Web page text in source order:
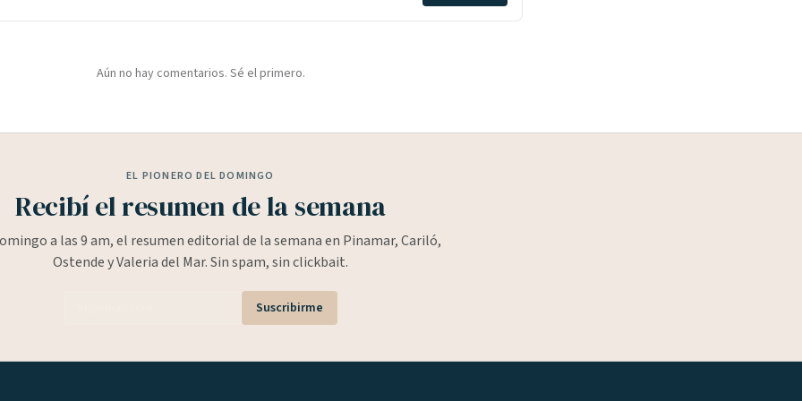
Aún no hay comentarios. Sé el primero.
EL PIONERO DEL DOMINGO
Recibí el resumen de la semana
a las 9 am, el resumen editorial de la semana en Pinamar, Cariló,
Ostende y Valeria del Mar. Sin spam, sin clickbait.
Suscribirme